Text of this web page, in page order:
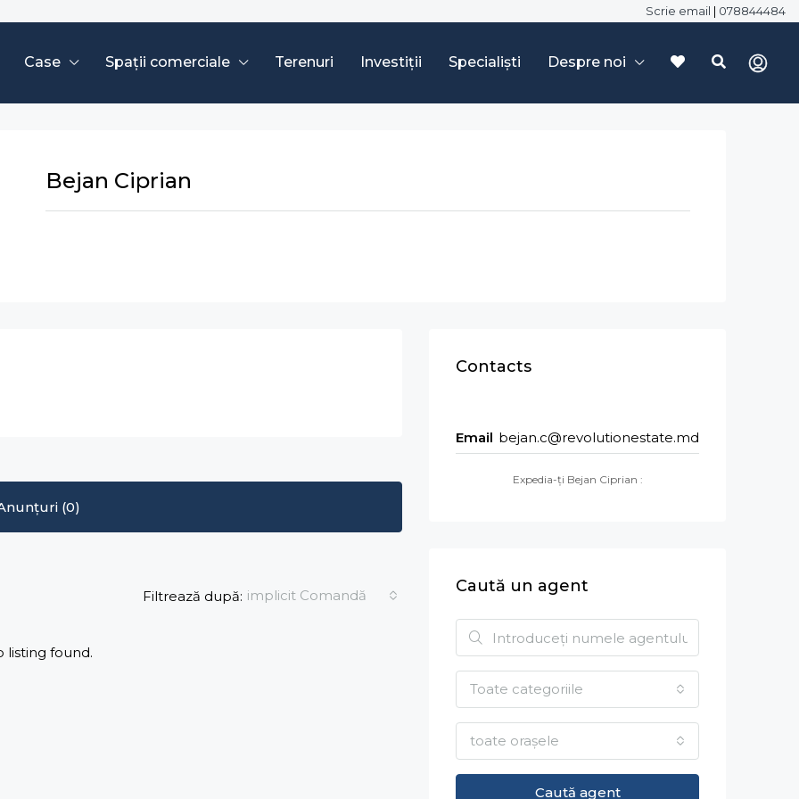
Scrie email | 078844484
Case Spații comerciale Terenuri Investiții Specialiști Despre noi
Bejan Ciprian
(0)
Filtrează după: implicit Comandă
listing found.
Contacts
Email bejan.c@revolutionestate.md
Expedia-ți Bejan Ciprian :
Caută un agent
Toate categoriile
toate orașele
Caută agent